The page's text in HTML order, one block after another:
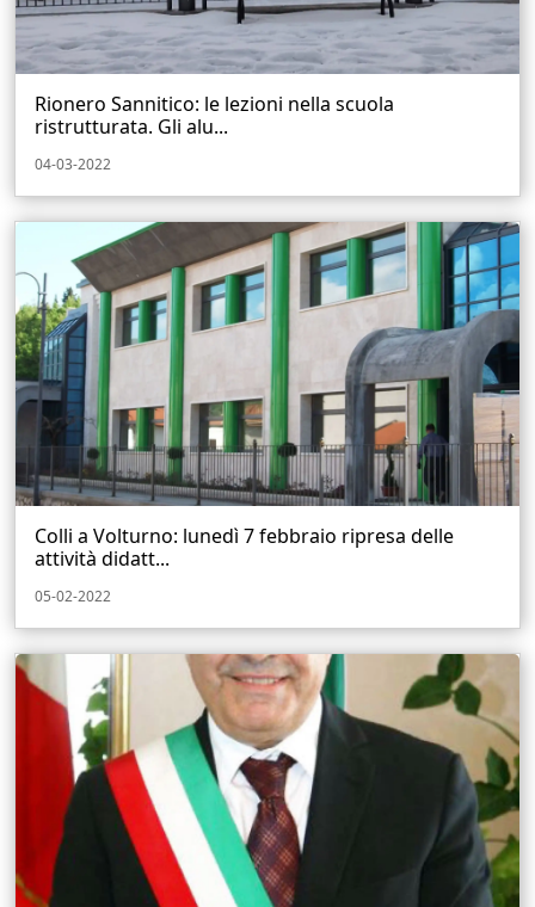
Rionero Sannitico: le lezioni nella scuola
ristrutturata. Gli alu...
04-03-2022
Colli a Volturno: lunedì 7 febbraio ripresa delle
attività didatt...
05-02-2022